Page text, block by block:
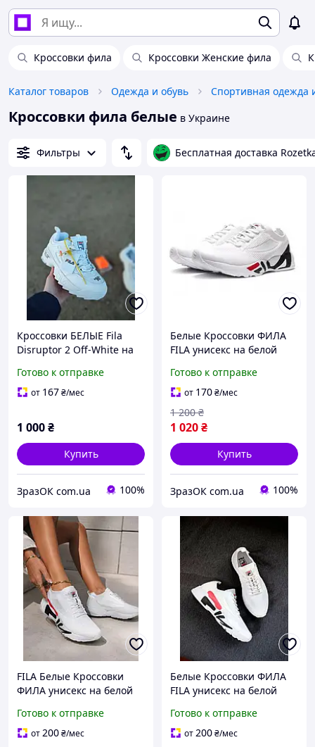
Кроссовки фила Кроссовки Женские фила
Каталог товаров Одежда и обувь Спортивная одежда
Кроссовки фила белые в Украине
Фильтры Бесплатная доставка
Кроссовки БЕЛЫЕ Fila
Disruptor 2 Off-White на
кожаные унисекс деми
оригтнал
Готово к отправке
от 167₴/мес
1 000₴
Купить
ЗразОК com.ua 100%
Белые Кроссовки ФИЛА
FILA унисекс на белой
белыми шнурками весна
лето
Готово к отправке
от 170₴/мес
1 020₴
1 200 ₴
Купить
ЗразОК com.ua 100%
FILA Белые Кроссовки
ФИЛА унисекс на белой
белыми шнурками весна
лето
Готово к отправке
от200₴/мес
Белые Кроссовки ФИЛА
FILA унисекс на белой
белыми шнурками весна
лето
Готово к отправке
от200₴/мес